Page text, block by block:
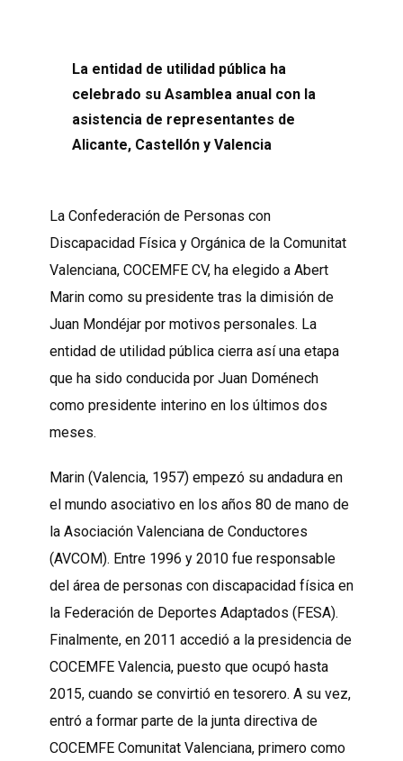
La entidad de utilidad pública ha
celebrado su Asamblea anual con la
asistencia de representantes de
Alicante, Castellón y Valencia
La Confederación de Personas con
Discapacidad Física y Orgánica de la Comunitat
Valenciana, COCEMFE CV, ha elegido a Abert
Marin como su presidente tras la dimisión de
Juan Mondéjar por motivos personales. La
entidad de utilidad pública cierra así una etapa
que ha sido conducida por Juan Doménech
como presidente interino en los últimos dos
meses.
Marin (Valencia, 1957) empezó su andadura en
el mundo asociativo en los años 80 de mano de
la Asociación Valenciana de Conductores
(AVCOM). Entre 1996 y 2010 fue responsable
del área de personas con discapacidad física en
la Federación de Deportes Adaptados (FESA).
Finalmente, en 2011 accedió a la presidencia de
COCEMFE Valencia, puesto que ocupó hasta
2015, cuando se convirtió en tesorero. A su vez,
entró a formar parte de la junta directiva de
COCEMFE Comunitat Valenciana, primero como